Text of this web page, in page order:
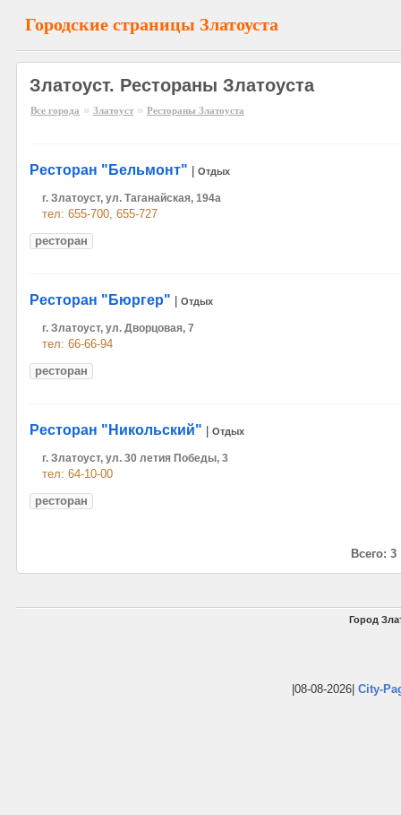
Городские страницы Златоуста
Златоуст. Рестораны Златоуста
Все города » Златоуст » Рестораны Златоуста
Ресторан "Бельмонт" Отдых
г. Златоуст, ул. Таганайская, 194а
тел: 655-700, 655-727
ресторан
Ресторан "Бюргер" Отдых
г. Златоуст, ул. Дворцовая, 7
тел: 66-66-94
ресторан
Ресторан "Никольский" Отдых
г. Златоуст, ул. 30 летия Победы, 3
тел: 64-10-00
ресторан
Всего: 3
Город
|08-08-2026| City-